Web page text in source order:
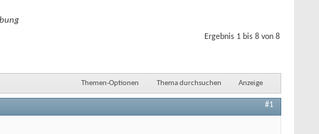
Ergebnis 1 bis 8 von 8
Themen-Optionen Thema durchsuchen Anzeige
#1